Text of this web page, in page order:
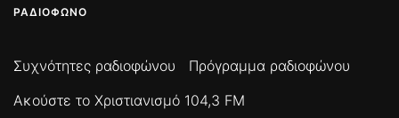
ΡΑΔΙΌΦΩΝΟ
Συχνότητες ραδιοφώνου
Πρόγραμμα ραδιοφώνου
Ακούστε το Χριστιανισμό 104,3 FM